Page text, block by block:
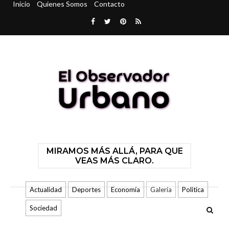
Inicio Quienes Somos Contacto
MIRAMOS MÁS ALLÁ, PARA QUE
VEAS MÁS CLARO.
Actualidad Deportes Economía Galería Politica
Sociedad